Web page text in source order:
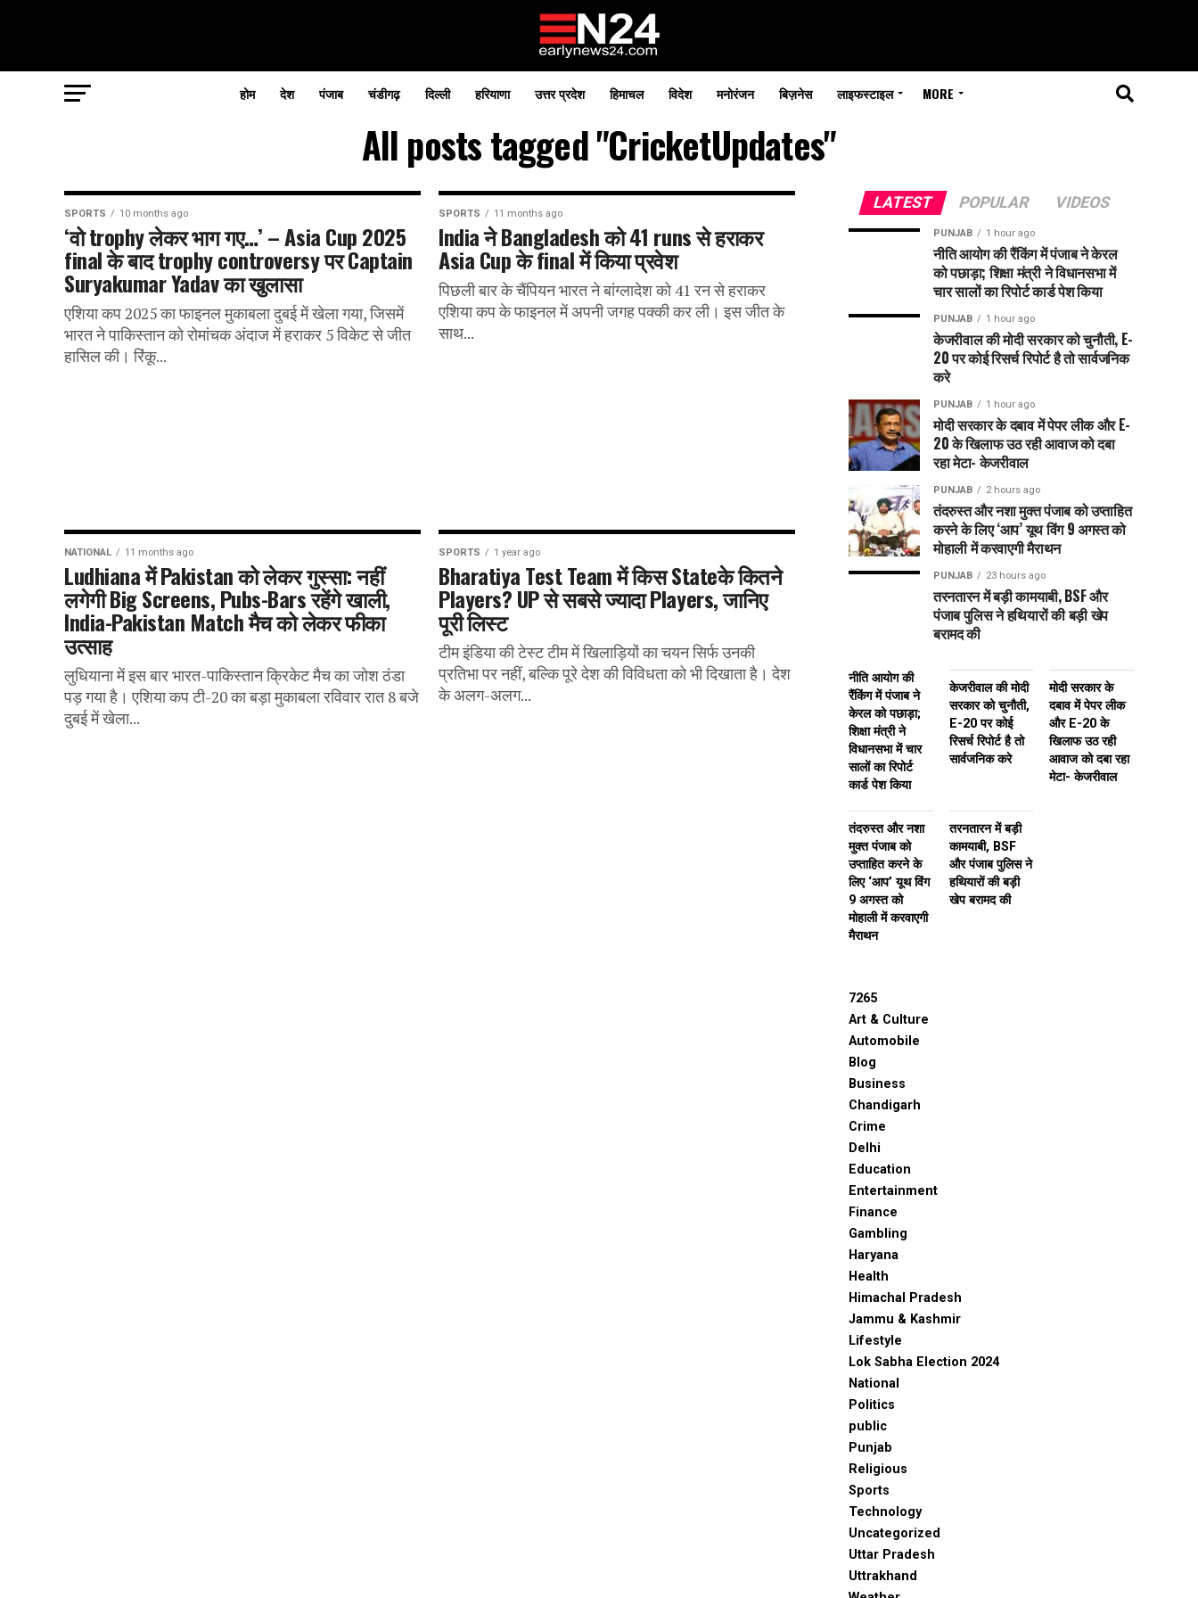
होम देश पंजाब चंडीगढ़ दिल्ली हरियाणा उत्तर प्रदेश हिमाचल विदेश मनोरंजन बिज़नेस लाइफस्टाइल MORE
All posts tagged "CricketUpdates"
SPORTS 10 months ago
‘वो trophy लेकर भाग गए…’ – Asia Cup 2025
final के बाद trophy controversy पर Captain
Suryakumar Yadav का खुलासा
एशिया कप 2025 का फाइनल मुकाबला दुबई में खेला गया, जिसमें
भारत ने पाकिस्तान को रोमांचक अंदाज में हराकर 5 विकेट से जीत
हासिल की। रिंकू...
SPORTS 11 months ago
India ने Bangladesh को 41 runs से हराकर
Asia Cup के final में किया प्रवेश
पिछली बार के चैंपियन भारत ने बांग्लादेश को 41 रन से हराकर
एशिया कप के फाइनल में अपनी जगह पक्की कर ली। इस जीत के
साथ...
NATIONAL 11 months ago
Ludhiana में Pakistan को लेकर गुस्सा: नहीं
लगेगी Big Screens, Pubs-Bars रहेंगे खाली,
India-Pakistan Match मैच को लेकर फीका
उत्साह
लुधियाना में इस बार भारत-पाकिस्तान क्रिकेट मैच का जोश ठंडा
पड़ गया है। एशिया कप टी-20 का बड़ा मुकाबला रविवार रात 8 बजे
दुबई में खेला...
SPORTS 1 year ago
Bharatiya Test Team में किस Stateके कितने
Players? UP से सबसे ज्यादा Players, जानिए
पूरी लिस्ट
टीम इंडिया की टेस्ट टीम में खिलाड़ियों का चयन सिर्फ उनकी
प्रतिभा पर नहीं, बल्कि पूरे देश की विविधता को भी दिखाता है। देश
के अलग-अलग...
LATEST POPULAR VIDEOS
PUNJAB 1 hour ago
नीति आयोग की रैंकिंग में पंजाब ने केरल
को पछाड़ा; शिक्षा मंत्री ने विधानसभा में
चार सालों का रिपोर्ट कार्ड पेश किया
PUNJAB 1 hour ago
केजरीवाल की मोदी सरकार को चुनौती, E-
20 पर कोई रिसर्च रिपोर्ट है तो सार्वजनिक
करे
PUNJAB 1 hour ago
मोदी सरकार के दबाव में पेपर लीक और E-
20 के खिलाफ उठ रही आवाज को दबा
रहा मेटा- केजरीवाल
PUNJAB 2 hours ago
तंदरुस्त और नशा मुक्त पंजाब को उप्ताहित
करने के लिए ‘आप’ यूथ विंग 9 अगस्त को
मोहाली में करवाएगी मैराथन
PUNJAB 23 hours ago
तरनतारन में बड़ी कामयाबी, BSF और
पंजाब पुलिस ने हथियारों की बड़ी खेप
बरामद की
नीति आयोग की
रैंकिंग में पंजाब ने
केरल को पछाड़ा;
शिक्षा मंत्री ने
विधानसभा में चार
सालों का रिपोर्ट
कार्ड पेश किया
केजरीवाल की मोदी
सरकार को चुनौती,
E-20 पर कोई
रिसर्च रिपोर्ट है तो
सार्वजनिक करे
मोदी सरकार के
दबाव में पेपर लीक
और E-20 के
खिलाफ उठ रही
आवाज को दबा रहा
मेटा- केजरीवाल
तंदरुस्त और नशा
मुक्त पंजाब को
उप्ताहित करने के
लिए ‘आप’ यूथ विंग
9 अगस्त को
मोहाली में करवाएगी
मैराथन
तरनतारन में बड़ी
कामयाबी, BSF
और पंजाब पुलिस ने
हथियारों की बड़ी
खेप बरामद की
7265
Art & Culture
Automobile
Blog
Business
Chandigarh
Crime
Delhi
Education
Entertainment
Finance
Gambling
Haryana
Health
Himachal Pradesh
Jammu & Kashmir
Lifestyle
Lok Sabha Election 2024
National
Politics
public
Punjab
Religious
Sports
Technology
Uncategorized
Uttar Pradesh
Uttrakhand